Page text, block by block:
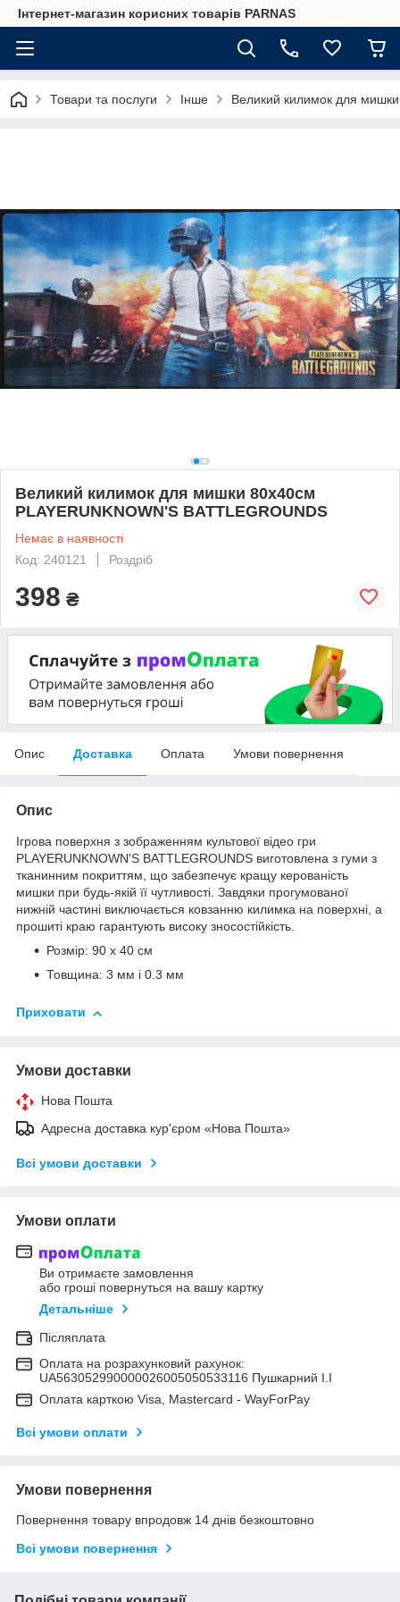
Інтернет-магазин корисних товарів PARNAS
Товари та послуги Інше Великий килимок для
Великий килимок для мишки 80х40см
PLAYERUNKNOWN'S BATTLEGROUNDS
Немає в наявності
Код: 240121
Роздріб
398 ₴
Опис Доставка Оплата Умови повернення
Опис
Ігрова поверхня з зображенням культової відео гри
PLAYERUNKNOWN'S BATTLEGROUNDS виготовлена з гуми з
тканинним покриттям, що забезпечує кращу керованість
мишки при будь-якій її чутливості. Завдяки прогумованої
нижній частині виключається ковзанню килимка на поверхні, а
прошиті краю гарантують високу зносостійкість.
Розмір: 90 х 40 см
Товщина: 3 мм і 0.3 мм
Приховати
Умови доставки
Нова Пошта
Адресна доставка кур'єром «Нова Пошта»
Всі умови доставки
Умови оплати
Ви отримаєте замовлення
або гроші повернуться на вашу картку
Детальніше
Післяплата
Оплата на розрахунковий рахунок:
UA563052990000026005050533116 Пушкарний І.І
Оплата карткою Visa, Mastercard - WayForPay
Всі умови оплати
Умови повернення
Повернення товару впродовж 14 днів безкоштовно
Всі умови повернення